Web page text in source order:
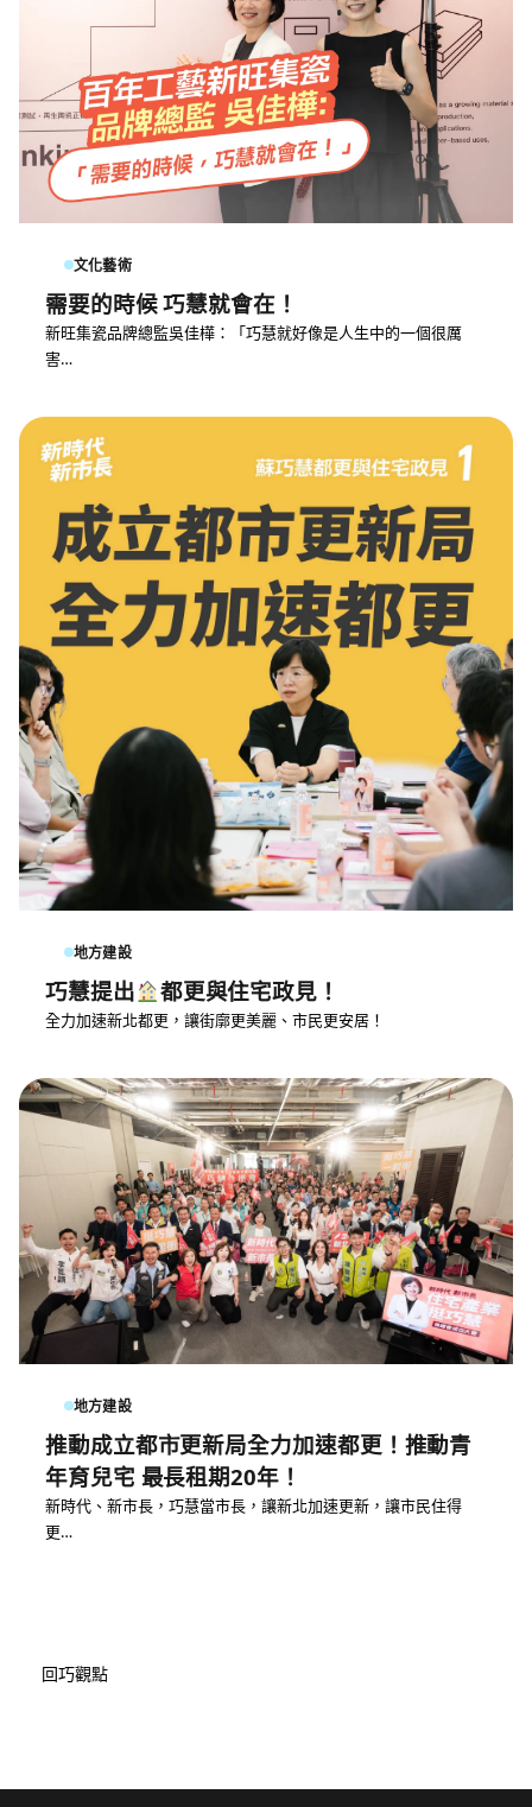
文化藝術
需要的時候 巧慧就會在！
新旺集瓷品牌總監吳佳樺：「巧慧就好像是人生中的一個很厲
害…
地方建設
巧慧提出 都更與住宅政見！
全力加速新北都更，讓街廓更美麗、市民更安居！
地方建設
推動成立都市更新局全力加速都更！推動青
年育兒宅 最長租期20年！
新時代、新市長，巧慧當市長，讓新北加速更新，讓市民住得
更…
回巧觀點